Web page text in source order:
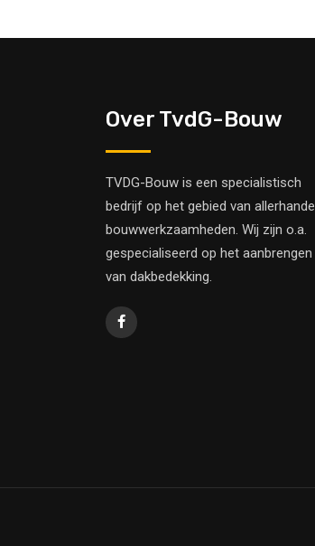
Over TvdG-Bouw
TVDG-Bouw is een specialistisch
bedrijf op het gebied van allerhande
bouwwerkzaamheden. Wij zijn o.a.
gespecialiseerd op het aanbrengen
van dakbedekking.